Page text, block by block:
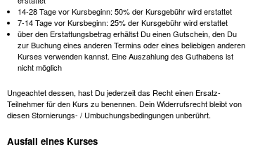
14-28 Tage vor Kursbeginn: 50% der Kursgebühr wird erstattet
7-14 Tage vor Kursbeginn: 25% der Kursgebühr wird erstattet
über den Erstattungsbetrag erhältst Du einen Gutschein, den Du
zur Buchung eines anderen Termins oder eines beliebigen anderen
Kurses verwenden kannst. Eine Auszahlung des Guthabens ist
nicht möglich
Ungeachtet dessen, hast Du jederzeit das Recht einen Ersatz-
Teilnehmer für den Kurs zu benennen. Dein Widerrufsrecht bleibt von
diesen Stornierungs- / Umbuchungsbedingungen unberührt.
Ausfall eines Kurses